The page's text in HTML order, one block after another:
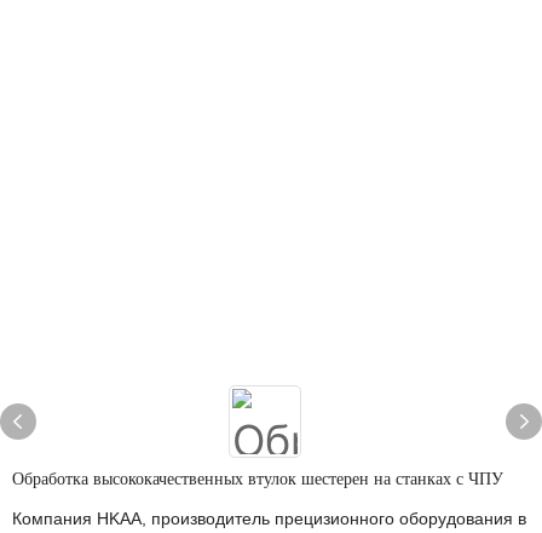
Обработка высококачественных втулок шестерен на станках с ЧПУ
Компания HKAA, производитель прецизионного оборудования в